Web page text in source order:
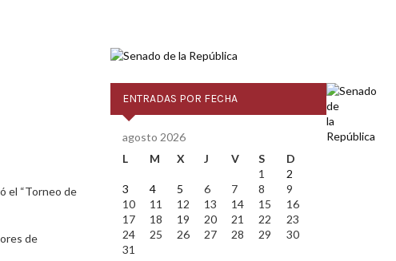
el “Torneo de
de
ENTRADAS POR FECHA
agosto 2026
L
M X J V S
D
1
2
3
4 5 6 7 8
9
10
11 12 13 14 15
16
17
18 19 20 21 22
23
24
25 26 27 28 29
30
31